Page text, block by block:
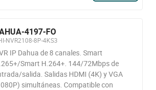
4197-FO
NVR2108-8P-4KS3
IP Dahua de 8 canales. Smart
Smart H.264+. 144/72Mbps de
salida. Salidas HDMI (4K) y VGA
simultáneas. Compatible con